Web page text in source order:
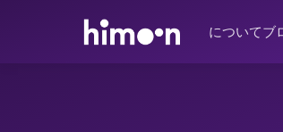
についてブ